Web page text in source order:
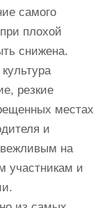
самого
плохой
снижена.
резкие
местах
и
на
участникам и